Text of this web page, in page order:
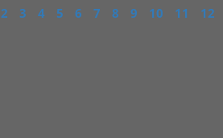
2 3 4 5 6 7 8 9 10 11 12